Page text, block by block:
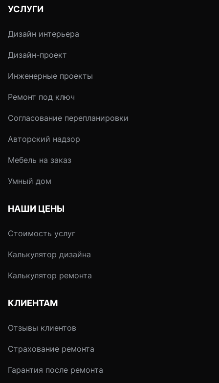
УСЛУГИ
Дизайн интерьера
Дизайн-проект
Инженерные проекты
Ремонт под ключ
Согласование перепланировки
Авторский надзор
Мебель на заказ
Умный дом
НАШИ ЦЕНЫ
Стоимость услуг
Калькулятор дизайна
Калькулятор ремонта
КЛИЕНТАМ
Отзывы клиентов
Страхование ремонта
Гарантия после ремонта